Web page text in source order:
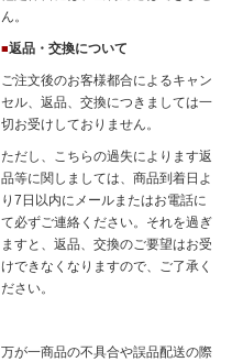
ん。
■返品・交換について
ご注文後のお客様都合によるキャン
セル、返品、交換につきましては一
切お受けしておりません。
ただし、こちらの過失によります返
品等に関しましては、商品到着日よ
り7日以内にメールまたはお電話に
て必ずご連絡ください。それを過ぎ
ますと、返品、交換のご要望はお受
けできなくなりますので、ご了承く
ださい。
万が一商品の不具合や誤品配送の際